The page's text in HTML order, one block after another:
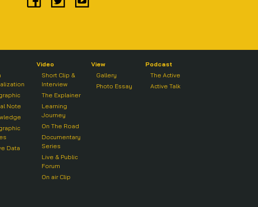
Note
Data
Video
Short Clip &
Interview
The Explainer
Learning
Journey
On The Road
Documentary
Series
Live & Public
Forum
On air Clip
View
Gallery
Photo Essay
Podcast
The Active
Active Talk